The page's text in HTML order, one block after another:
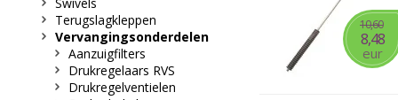
10,60
8,48
eur
Terugslagkleppen
Vervangingsonderdelen
Aanzuigfilters
Drukregelaars RVS
Drukregelventielen